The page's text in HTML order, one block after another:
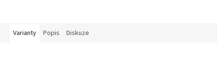
Varianty Popis Diskuze